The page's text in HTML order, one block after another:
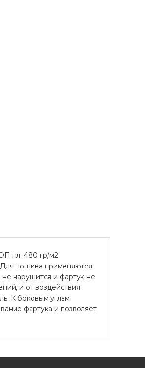
пл. 480 гр/м2
Для пошива применяются
нарушится и фартук не
и от воздействия
К боковым углам
фартука и позволяет